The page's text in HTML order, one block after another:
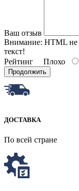
Ваш отзыв
Внимание: HTML не
текст!
Рейтинг Плохо
Продолжить
ДОСТАВКА
По всей стране